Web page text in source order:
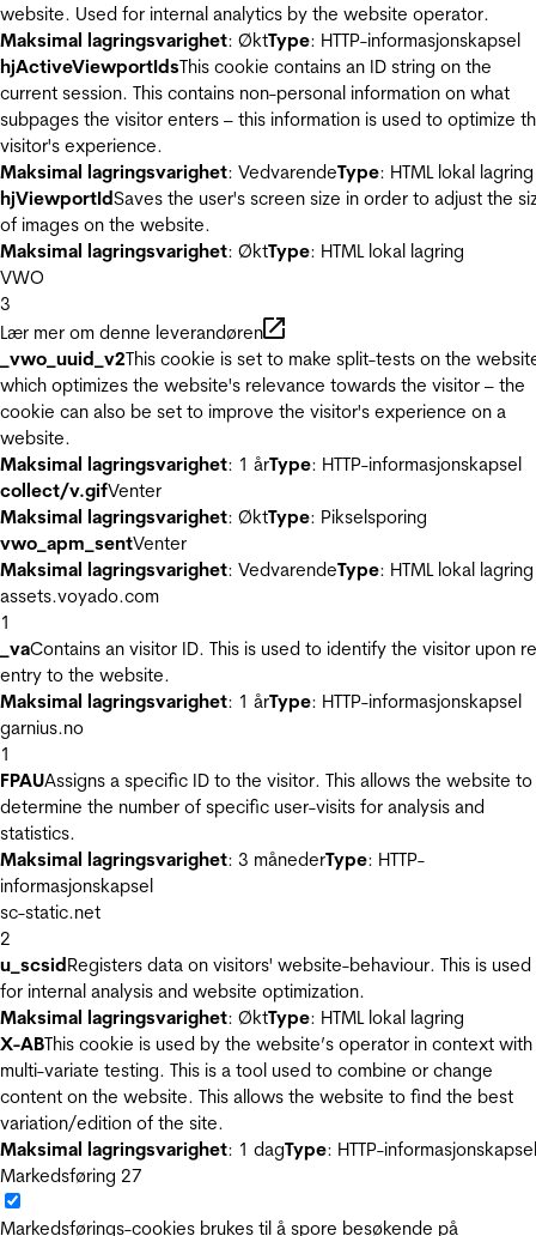
website. Used for internal analytics by the website operator.
Maksimal lagringsvarighet: ØktType: HTTP-informasjonskapsel
hjActiveViewportIdsThis cookie contains an ID string on the
current session. This contains non-personal information on what
subpages the visitor enters – this information is used to optimize
visitor's experience.
Maksimal lagringsvarighet: VedvarendeType: HTML lokal lagring
hjViewportIdSaves the user's screen size in order to adjust the
of images on the website.
Maksimal lagringsvarighet: ØktType: HTML lokal lagring
VWO
3
Lær mer om denne leverandøren
_vwo_uuid_v2This cookie is set to make split-tests on the
which optimizes the website's relevance towards the visitor – the
cookie can also be set to improve the visitor's experience on a
website.
Maksimal lagringsvarighet: 1 årType: HTTP-informasjonskapsel
collect/v.gifVenter
Maksimal lagringsvarighet: ØktType: Pikselsporing
vwo_apm_sentVenter
Maksimal lagringsvarighet: VedvarendeType: HTML lokal lagring
assets.voyado.com
1
_vaContains an visitor ID. This is used to identify the visitor upon
entry to the website.
Maksimal lagringsvarighet: 1 årType: HTTP-informasjonskapsel
garnius.no
1
FPAUAssigns a specific ID to the visitor. This allows the website to
determine the number of specific user-visits for analysis and
statistics.
Maksimal lagringsvarighet: 3 månederType: HTTP-
informasjonskapsel
sc-static.net
2
u_scsidRegisters data on visitors' website-behaviour. This is used
for internal analysis and website optimization.
Maksimal lagringsvarighet: ØktType: HTML lokal lagring
X-ABThis cookie is used by the website’s operator in context with
multi-variate testing. This is a tool used to combine or change
content on the website. This allows the website to find the best
variation/edition of the site.
Maksimal lagringsvarighet: 1 dagType: HTTP-informasjonskapsel
Markedsføring 27
Markedsførings-cookies brukes til å spore besøkende på